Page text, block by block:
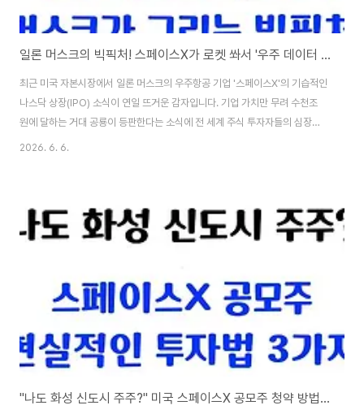
일론 머스크의 빅픽처! 스페이스X가 로켓 쏴서 '우주 데이터 센터' 지으려는 진짜 이유
최근 미국 자본시장에서 일론 머스크의 우주항공 기업 '스페이스X'의 기습적인
나스닥 상장(IPO) 소식이 연일 뜨거운 감자입니다. 기업 가치만 무려 수천조
원에 달하는 거대 공룡이 등판한다는 소식에 전 세계 주식 투자자들의 심장이
뛰고 있습니다. 그런데 여기서 우리는 아주 근본적인 의문을 가져야 합니다.
시대를 지배하려는 소름 돋는 '우주 데이터 센터'의 대전략이 숨겨져 있습니다.
그 비밀을 알기 쉽게 풀어드립니다.🚀 일론 머스크의 우주 자율주행 데이터 인
2026. 6. 6.
"나도 화성 신도시 주주?" 미국 스페이스X 공모주 청약 방법과 현실적인 투자법 3가지 총정리